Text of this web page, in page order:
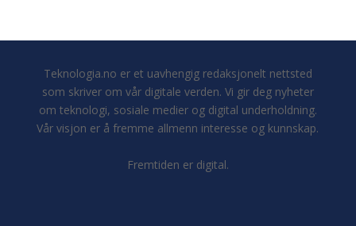
Teknologia.no er et uavhengig redaksjonelt nettsted
som skriver om vår digitale verden. Vi gir deg nyheter
om teknologi, sosiale medier og digital underholdning.
Vår visjon er å fremme allmenn interesse og kunnskap.
Fremtiden er digital.